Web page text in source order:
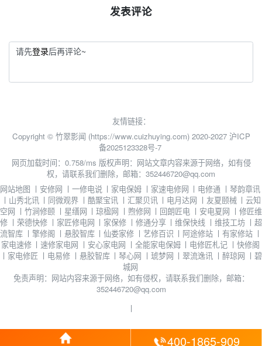
发表评论
请先登录后再评论~
友情链接：
Copyright © 竹翠影闻 (https://www.cuizhuying.com) 2020-2027 沪ICP
备2025123328号-7
网页加载时间：0.758/ms 版权声明：网站文章内容来源于网络，如有侵
权，请联系我们删除，邮箱：352446720@qq.com
网站地图 丨 安修网 丨 一修电说 丨 家电保姆 丨 家速电修网 丨 电修通 丨琴韵章讯
丨 山秀北讯 丨 同微观界 丨 酷聚宝讯 丨 汇聚贝讯 丨 电月达网 丨 友夏颐械 丨云知
空网 丨 竹涧修颐 丨 星缮网 丨琼楹网 丨 煦修网 丨 回朗匠电 丨 安电夏网 丨 修匠维
修 丨 荣德快修 丨 家匠修电网 丨 家保修 丨 修通分享 丨维保快线 丨维技工坊 丨 超
流智库 丨 擎修阁 丨 悬胶智库 丨仙娄家修 丨 艺修百识 丨 阿途修站 丨 有家修站 丨
家电速修 丨 速修家电网 丨 安心家电网 丨 全能家电保姆 丨 电修匠札记 丨 快修阁
丨 家电修匠 丨 电易修 丨 悬胶智库 丨琴心网 丨 琥梦网 丨翠流逸讯 丨醉琼网 丨 碧
城网
免责声明：网站内容来源于网络，如有侵权，请联系我们删除，邮箱：
352446720@qq.com
丨
400-1865-909